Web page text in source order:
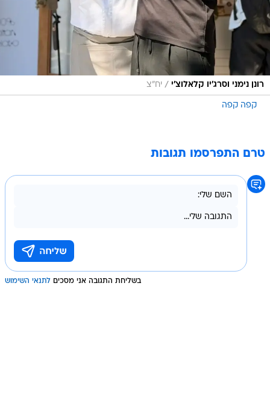
רונן נימני וסרג'יו קלאלוצ'י / יח"צ
קפה קפה
טרם התפרסמו תגובות
בשליחת התגובה אני מסכים לתנאי השימוש